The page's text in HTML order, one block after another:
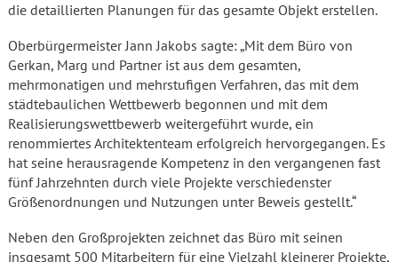
die detaillierten Planungen für das gesamte Objekt erstellen.
Oberbürgermeister Jann Jakobs sagte: „Mit dem Büro von
Gerkan, Marg und Partner ist aus dem gesamten,
mehrmonatigen und mehrstufigen Verfahren, das mit dem
städtebaulichen Wettbewerb begonnen und mit dem
Realisierungswettbewerb weitergeführt wurde, ein
renommiertes Architektenteam erfolgreich hervorgegangen. Es
hat seine herausragende Kompetenz in den vergangenen fast
fünf Jahrzehnten durch viele Projekte verschiedenster
Größenordnungen und Nutzungen unter Beweis gestellt.“
Neben den Großprojekten zeichnet das Büro mit seinen
insgesamt 500 Mitarbeitern für eine Vielzahl kleinerer Projekte,